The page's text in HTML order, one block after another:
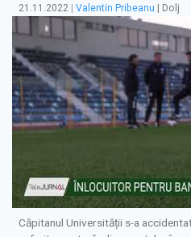
21.11.2022 | Valentin Pribeanu | Dolj
Căpitanul Universității s-a